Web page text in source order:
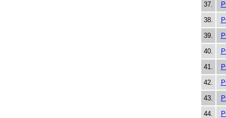
37.
38.
39.
40.
41.
42.
43.
44.